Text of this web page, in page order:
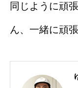
同じように頑
ん、一緒に頑